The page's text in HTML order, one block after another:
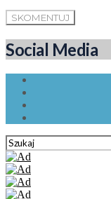
Social Media